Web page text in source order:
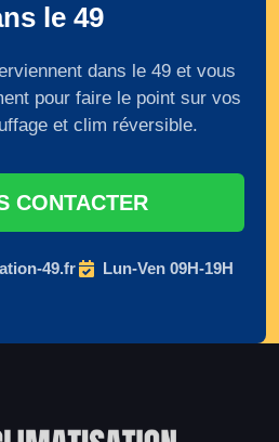
le 49
dans le 49 et vous
pour faire le point sur vos
et clim réversible.
CONTACTER
49.fr Lun-Ven 09H-19H